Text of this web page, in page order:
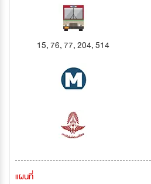
15, 76, 77, 204, 514
แผนที่